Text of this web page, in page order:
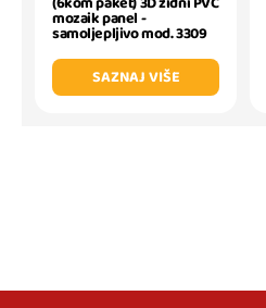
mozaik panel -
samoljepljivo mod. 3309
SAZNAJ VIŠE